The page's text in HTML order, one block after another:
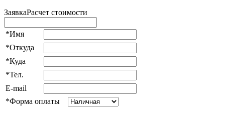
ЗаявкаРасчет стоимости
*Имя
*Откуда
*Куда
*Тел.
E-mail
*Форма оплаты